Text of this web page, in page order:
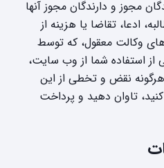
مجوز و دارندگان مجوز آنها
ادعا، تقاضا یا هزینه از
وکالت معقول، که توسط
استفاده شما از وب سایت،
هرگونه نقض و تخطی از این
تاوان دهید و پرداخت